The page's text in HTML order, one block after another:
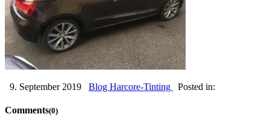
9. September 2019 Blog Harcore-Tinting Posted in:
Comments(0)